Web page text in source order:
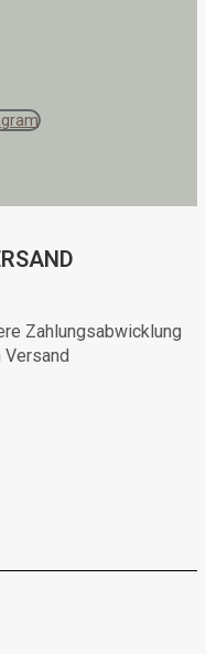
Zahlungsabwicklung